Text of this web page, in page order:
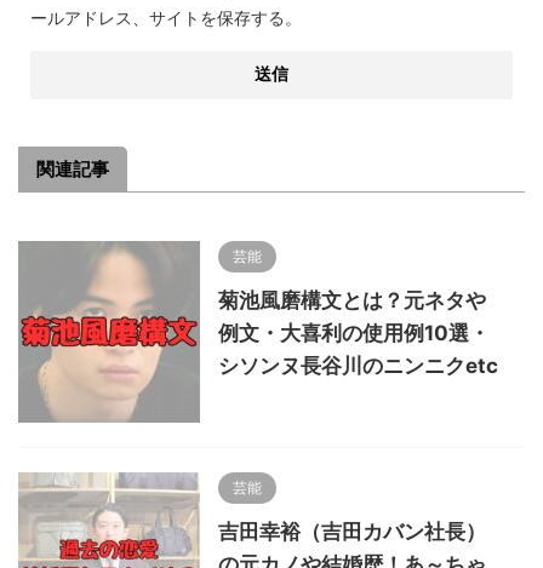
ールアドレス、サイトを保存する。
関連記事
芸能
菊池風磨構文とは？元ネタや
例文・大喜利の使用例10選・
シソンヌ長谷川のニンニクetc
芸能
吉田幸裕（吉田カバン社長）